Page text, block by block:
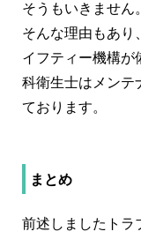
そうもいきません。
そんな理由もあり
イフティー機構が
科衛生士はメンテ
ております。
まとめ
前述しましたトラ